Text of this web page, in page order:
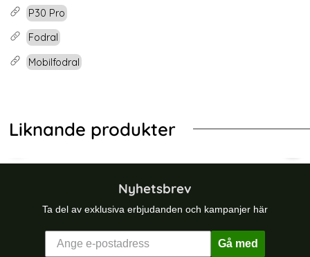
P30 Pro
Fodral
Mobilfodral
Liknande produkter
P30 Pro - Fodral I Äkta Läder - Rosa (Rosa)
Huawei P30 Pro - Litchi
Nyhetsbrev
Ta del av exklusiva erbjudanden och kampanjer här
Gå med